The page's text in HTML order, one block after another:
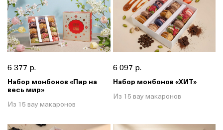
6 377 р.
Набор монбонов «Пир на
весь мир»
Из 15 вау макаронов
6 097 р.
Набор монбонов «ХИТ»
Из 15 вау макаронов